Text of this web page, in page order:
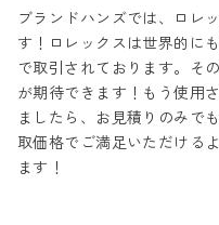
ブランドハンズでは、ロレ
す！ロレックスは世界的に
で取引されております。そ
が期待できます！もう使用
ましたら、お見積りのみで
取価格でご満足いただける
ます！